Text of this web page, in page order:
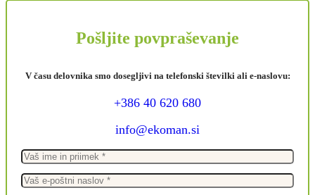
Pošljite povpraševanje
V času delovnika smo dosegljivi na telefonski številki ali e-naslovu:
+386 40 620 680
info@ekoman.si